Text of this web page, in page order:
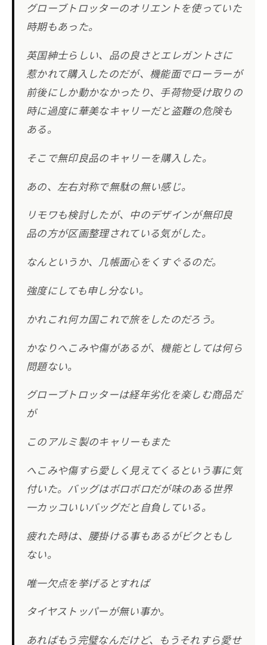
グローブトロッターのオリエントを使っていた
時期もあった。
英国紳士らしい、品の良さとエレガントさに
惹かれて購入したのだが、機能面でローラーが
前後にしか動かなかったり、手荷物受け取りの
時に過度に華美なキャリーだと盗難の危険も
ある。
そこで無印良品のキャリーを購入した。
あの、左右対称で無駄の無い感じ。
リモワも検討したが、中のデザインが無印良
品の方が区画整理されている気がした。
なんというか、几帳面心をくすぐるのだ。
強度にしても申し分ない。
かれこれ何カ国これで旅をしたのだろう。
かなりへこみや傷があるが、機能としては何ら
問題ない。
グローブトロッターは経年劣化を楽しむ商品だ
が
このアルミ製のキャリーもまた
へこみや傷すら愛しく見えてくるという事に気
付いた。バッグはボロボロだが味のある世界
一カッコいいバッグだと自負している。
疲れた時は、腰掛ける事もあるがビクともし
ない。
唯一欠点を挙げるとすれば
タイヤストッパーが無い事か。
あればもう完璧なんだけど、もうそれすら愛せ